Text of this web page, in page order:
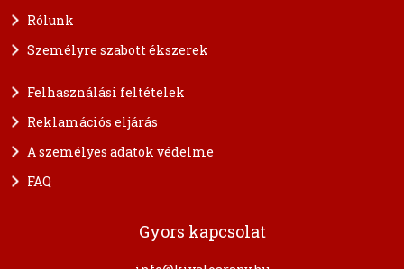
Rólunk
Személyre szabott ékszerek
Felhasználási feltételek
Reklamációs eljárás
A személyes adatok védelme
FAQ
Gyors kapcsolat